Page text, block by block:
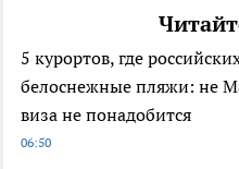
5 курортов, где
белоснежные пляжи: не
виза не понадобится
06:50